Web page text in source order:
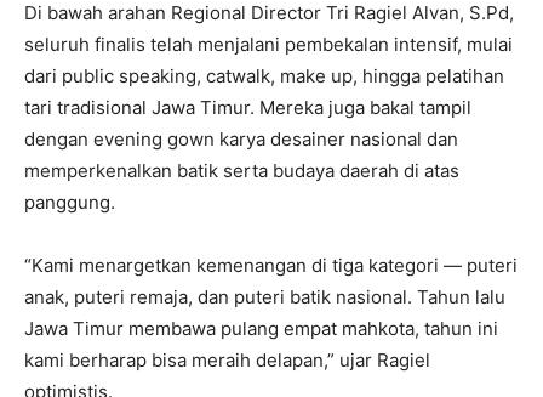
Di bawah arahan Regional Director Tri Ragiel Alvan, S.Pd,
seluruh finalis telah menjalani pembekalan intensif, mulai
dari public speaking, catwalk, make up, hingga pelatihan
tari tradisional Jawa Timur. Mereka juga bakal tampil
dengan evening gown karya desainer nasional dan
memperkenalkan batik serta budaya daerah di atas
panggung.
“Kami menargetkan kemenangan di tiga kategori — puteri
anak, puteri remaja, dan puteri batik nasional. Tahun lalu
Jawa Timur membawa pulang empat mahkota, tahun ini
kami berharap bisa meraih delapan,” ujar Ragiel
optimistis.